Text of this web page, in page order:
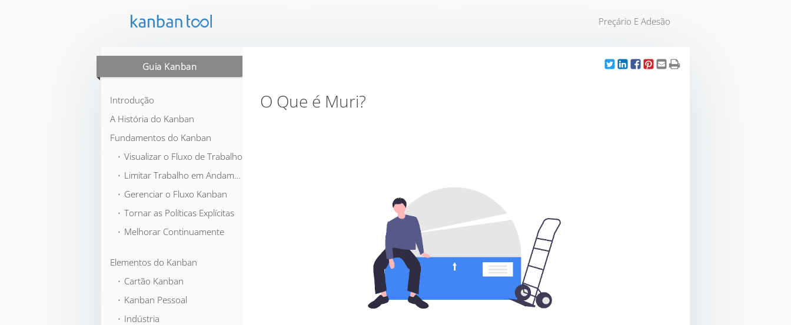
Preçário E Adesão
Guia Kanban
Introdução
A História do Kanban
Fundamentos do Kanban
⬞ Visualizar o Fluxo de Trabalho
⬞ Limitar Trabalho em Andamento
⬞ Gerenciar o Fluxo Kanban
⬞ Tornar as Políticas Explícitas
⬞ Melhorar Continuamente
Elementos do Kanban
⬞ Cartão Kanban
⬞ Kanban Pessoal
⬞ Indústria
O Que é Muri?